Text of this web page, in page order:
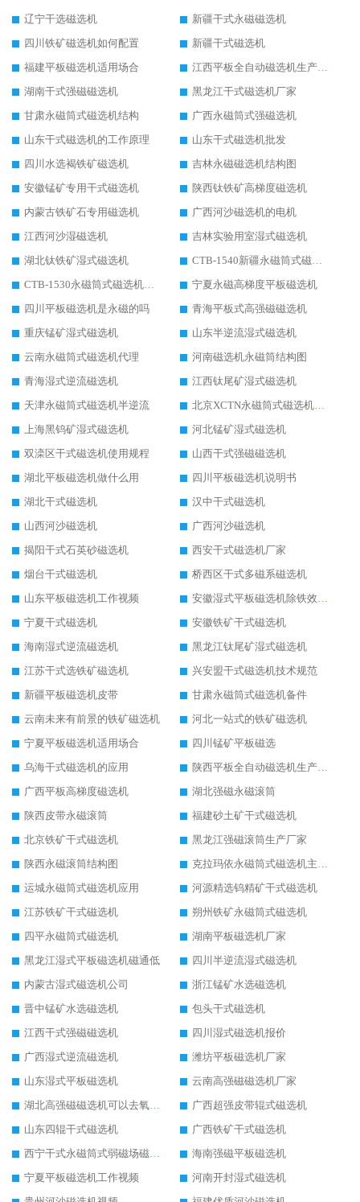
辽宁干选磁选机
新疆干式永磁磁选机
四川铁矿磁选机如何配置
新疆干式磁选机
福建平板磁选机适用场合
江西平板全自动磁选机生产厂家
湖南干式强磁磁选机
黑龙江干式磁选机厂家
甘肃永磁筒式磁选机结构
广西永磁筒式强磁选机
山东干式磁选机的工作原理
山东干式磁选机批发
四川水选褐铁矿磁选机
吉林永磁磁选机结构图
安徽锰矿专用干式磁选机
陕西钛铁矿高梯度磁选机
内蒙古铁矿石专用磁选机
广西河沙磁选机的电机
江西河沙湿磁选机
吉林实验用室湿式磁选机
湖北钛铁矿湿式磁选机
CTB-1540新疆永磁筒式磁选机
CTB-1530永磁筒式磁选机代理商
宁夏永磁高梯度平板磁选机
四川平板磁选机是永磁的吗
青海平板式高强磁磁选机
重庆锰矿湿式磁选机
山东半逆流湿式磁选机
云南永磁筒式磁选机代理
河南磁选机永磁筒结构图
青海湿式逆流磁选机
江西钛尾矿湿式磁选机
天津永磁筒式磁选机半逆流
北京XCTN永磁筒式磁选机磁块位置
上海黑钨矿湿式磁选机
河北锰矿湿式磁选机
双滦区干式磁选机使用规程
山西干式强磁磁选机
湖北平板磁选机做什么用
四川平板磁选机说明书
湖北干式磁选机
汉中干式磁选机
山西河沙磁选机
广西河沙磁选机
揭阳干式石英砂磁选机
西安干式磁选机厂家
烟台干式磁选机
桥西区干式多磁系磁选机
山东平板磁选机工作视频
安徽湿式平板磁选机除铁效果怎么样
宁夏干式磁选机
安徽铁矿干式磁选机
海南湿式逆流磁选机
黑龙江钛尾矿湿式磁选机
江苏干式选铁矿磁选机
兴安盟干式磁选机技术规范
新疆平板磁选机皮带
甘肃永磁筒式磁选机备件
云南未来有前景的铁矿磁选机
河北一站式的铁矿磁选机
宁夏平板磁选机适用场合
四川锰矿平板磁选
乌海干式磁选机的应用
陕西平板全自动磁选机生产厂家
广西平板高梯度磁选机
湖北强磁永磁滚筒
陕西皮带永磁滚筒
福建砂土矿干式磁选机
北京铁矿干式磁选机
黑龙江强磁滚筒生产厂家
陕西永磁滚筒结构图
克拉玛依永磁筒式磁选机主要技术参数
运城永磁筒式磁选机应用
河源精选钨精矿干式磁选机
江苏铁矿干式磁选机
朔州铁矿永磁筒式磁选机
四平永磁筒式磁选机
湖南平板磁选机厂家
黑龙江湿式平板磁选机磁通低
四川半逆流湿式磁选机
内蒙古湿式磁选机公司
浙江锰矿水选磁选机
晋中锰矿水选磁选机
包头干式磁选机
江西干式强磁磁选机
四川湿式磁选机报价
广西湿式逆流磁选机
潍坊平板磁选机厂家
山东湿式平板磁选机
云南高强磁磁选机厂家
湖北高强磁磁选机可以去氧化铝
广西超强皮带辊式磁选机
山东四辊干式磁选机
广西铁矿干式磁选机
西宁干式永磁筒式弱磁场磁选机结构图
海南强磁平板磁选机
宁夏平板磁选机工作视频
河南开封湿式磁选机